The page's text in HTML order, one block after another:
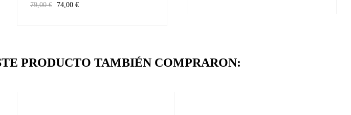
79,00 € 74,00 €
PRODUCTO TAMBIÉN COMPRARON: